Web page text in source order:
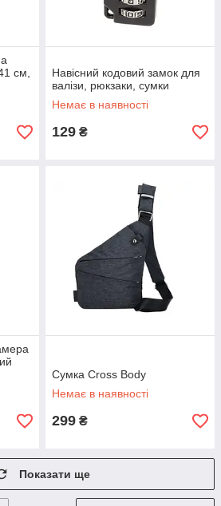
см,
Навісний кодовий замок для
валізи, рюкзаки, сумки
Немає в наявності
129 ₴
Сумка Cross Body
Немає в наявності
299 ₴
Показати ще